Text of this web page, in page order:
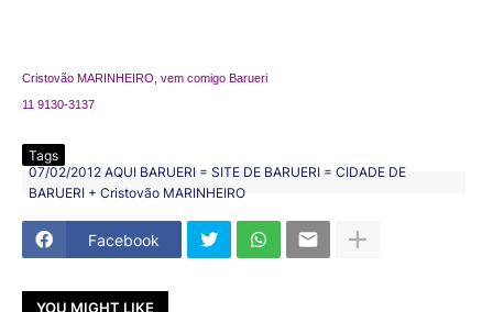
Cristovão MARINHEIRO, vem comigo Barueri
11 9130-3137
Tags
07/02/2012 AQUI BARUERI = SITE DE BARUERI = CIDADE DE
BARUERI + Cristovão MARINHEIRO
Facebook
YOU MIGHT LIKE